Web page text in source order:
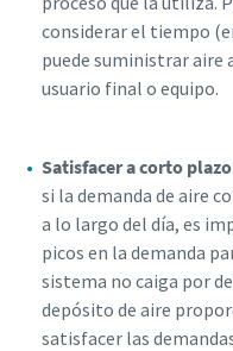
considerar el tiempo
puede suministrar aire
usuario final o equipo.
Satisfacer a corto
si la demanda de aire
a lo largo del día, es
picos en la demanda
sistema no caiga por
depósito de aire
satisfacer las